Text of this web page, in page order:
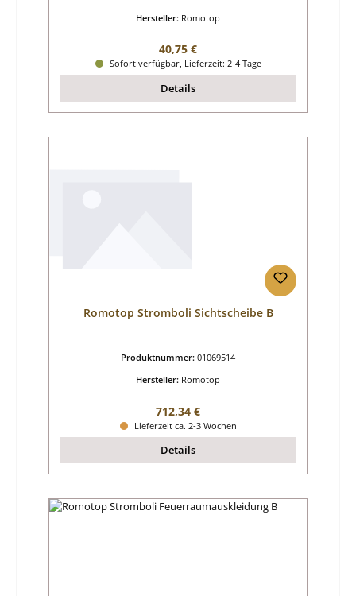
Hersteller: Romotop
Regulärer Preis:
40,75 €
Sofort verfügbar, Lieferzeit: 2-4 Tage
Details
Romotop Stromboli Sichtscheibe B
Produktnummer: 01069514
Hersteller: Romotop
Regulärer Preis:
712,34 €
Lieferzeit ca. 2-3 Wochen
Details